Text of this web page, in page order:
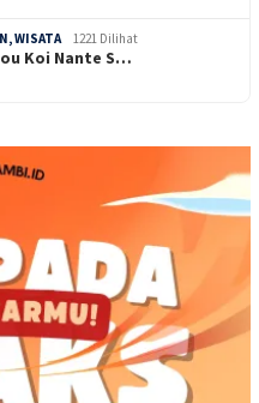
WISATA 1221 Dilihat
Koi Nante S…